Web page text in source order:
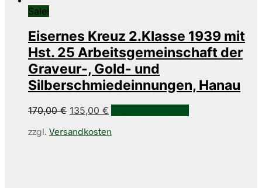
Sale!
Eisernes Kreuz 2.Klasse 1939 mit
Hst. 25 Arbeitsgemeinschaft der
Graveur-, Gold- und
Silberschmiedeinnungen, Hanau
170,00€ Ursprünglicher
war:
135,00 €
ist:
zzgl. Versandkosten